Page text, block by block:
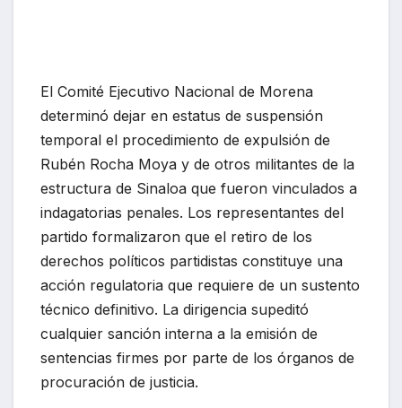
El Comité Ejecutivo Nacional de Morena
determinó dejar en estatus de suspensión
temporal el procedimiento de expulsión de
Rubén Rocha Moya y de otros militantes de la
estructura de Sinaloa que fueron vinculados a
indagatorias penales. Los representantes del
partido formalizaron que el retiro de los
derechos políticos partidistas constituye una
acción regulatoria que requiere de un sustento
técnico definitivo. La dirigencia supeditó
cualquier sanción interna a la emisión de
sentencias firmes por parte de los órganos de
procuración de justicia.